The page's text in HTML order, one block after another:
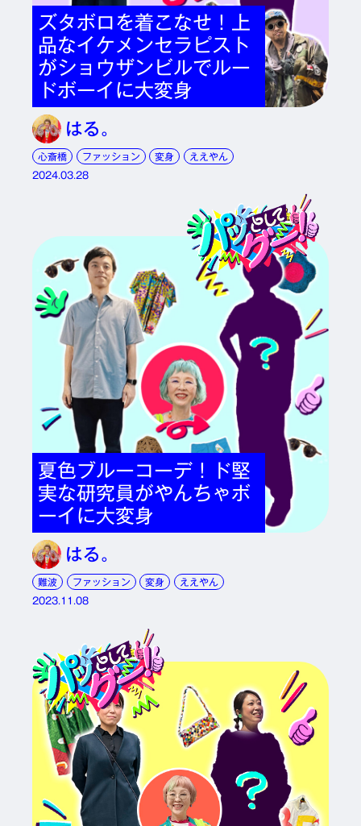
ズタボロを着こなせ！上
品なイケメンセラピスト
がショウザンビルでルー
ドボーイに大変身
はる。
心斎橋 ファッション 変身
ええやん
2024.03.28
夏色ブルーコーデ！ド堅
実な研究員がやんちゃボ
ーイに大変身
はる。
難波 ファッション 変身
ええやん
2023.11.08